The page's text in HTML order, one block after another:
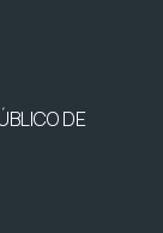
DE